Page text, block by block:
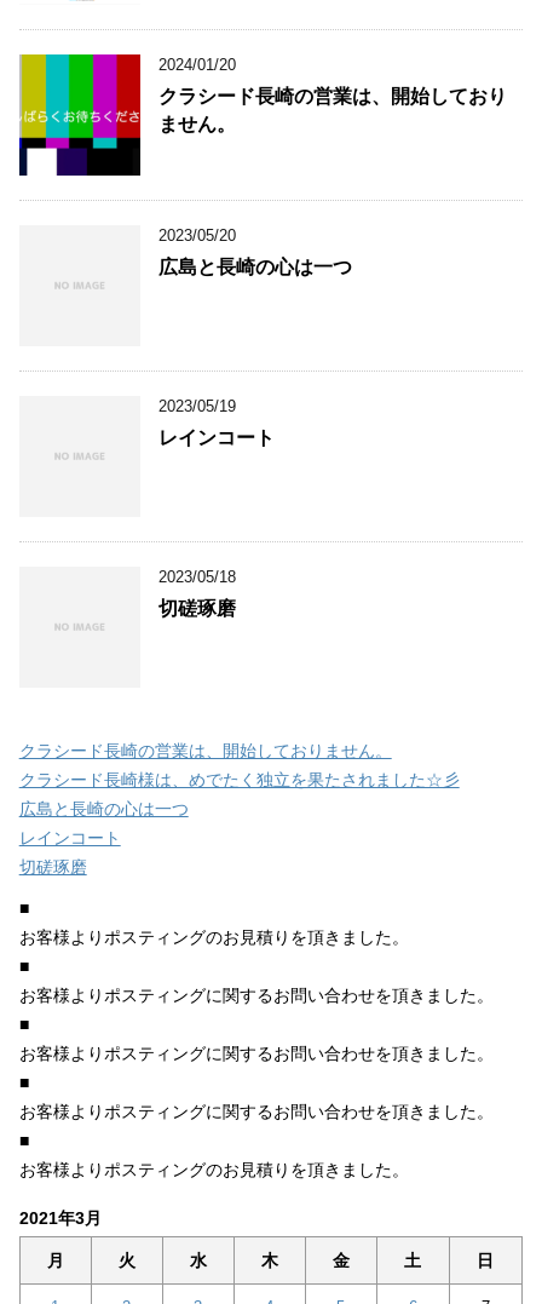
2024/01/20
クラシード長崎の営業は、開始しており
ません。
2023/05/20
広島と長崎の心は一つ
2023/05/19
レインコート
2023/05/18
切磋琢磨
クラシード長崎の営業は、開始しておりません。
クラシード長崎様は、めでたく独立を果たされました☆彡
広島と長崎の心は一つ
レインコート
切磋琢磨
■
お客様よりポスティングのお見積りを頂きました。
■
お客様よりポスティングに関するお問い合わせを頂きました。
■
お客様よりポスティングに関するお問い合わせを頂きました。
■
お客様よりポスティングに関するお問い合わせを頂きました。
■
お客様よりポスティングのお見積りを頂きました。
2021年3月
月 火 水 木 金 土 日